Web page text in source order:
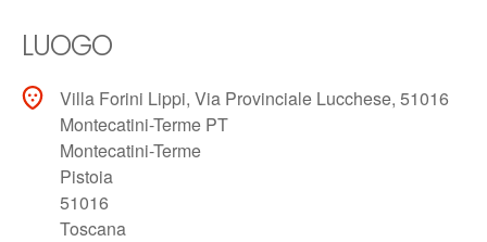
LUOGO
Villa Forini Lippi, Via Provinciale Lucchese, 51016
Montecatini-Terme PT
Montecatini-Terme
Pistoia
51016
Toscana